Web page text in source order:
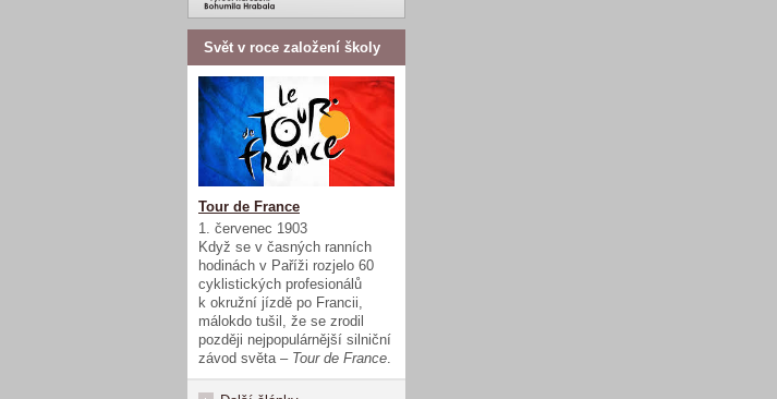
Svět v roce založení školy
Tour de France
1. červenec 1903
Když se v časných ranních
hodinách v Paříži rozjelo 60
cyklistických profesionálů
k okružní jízdě po Francii,
málokdo tušil, že se zrodil
později nejpopulárnější silniční
závod světa – Tour de France